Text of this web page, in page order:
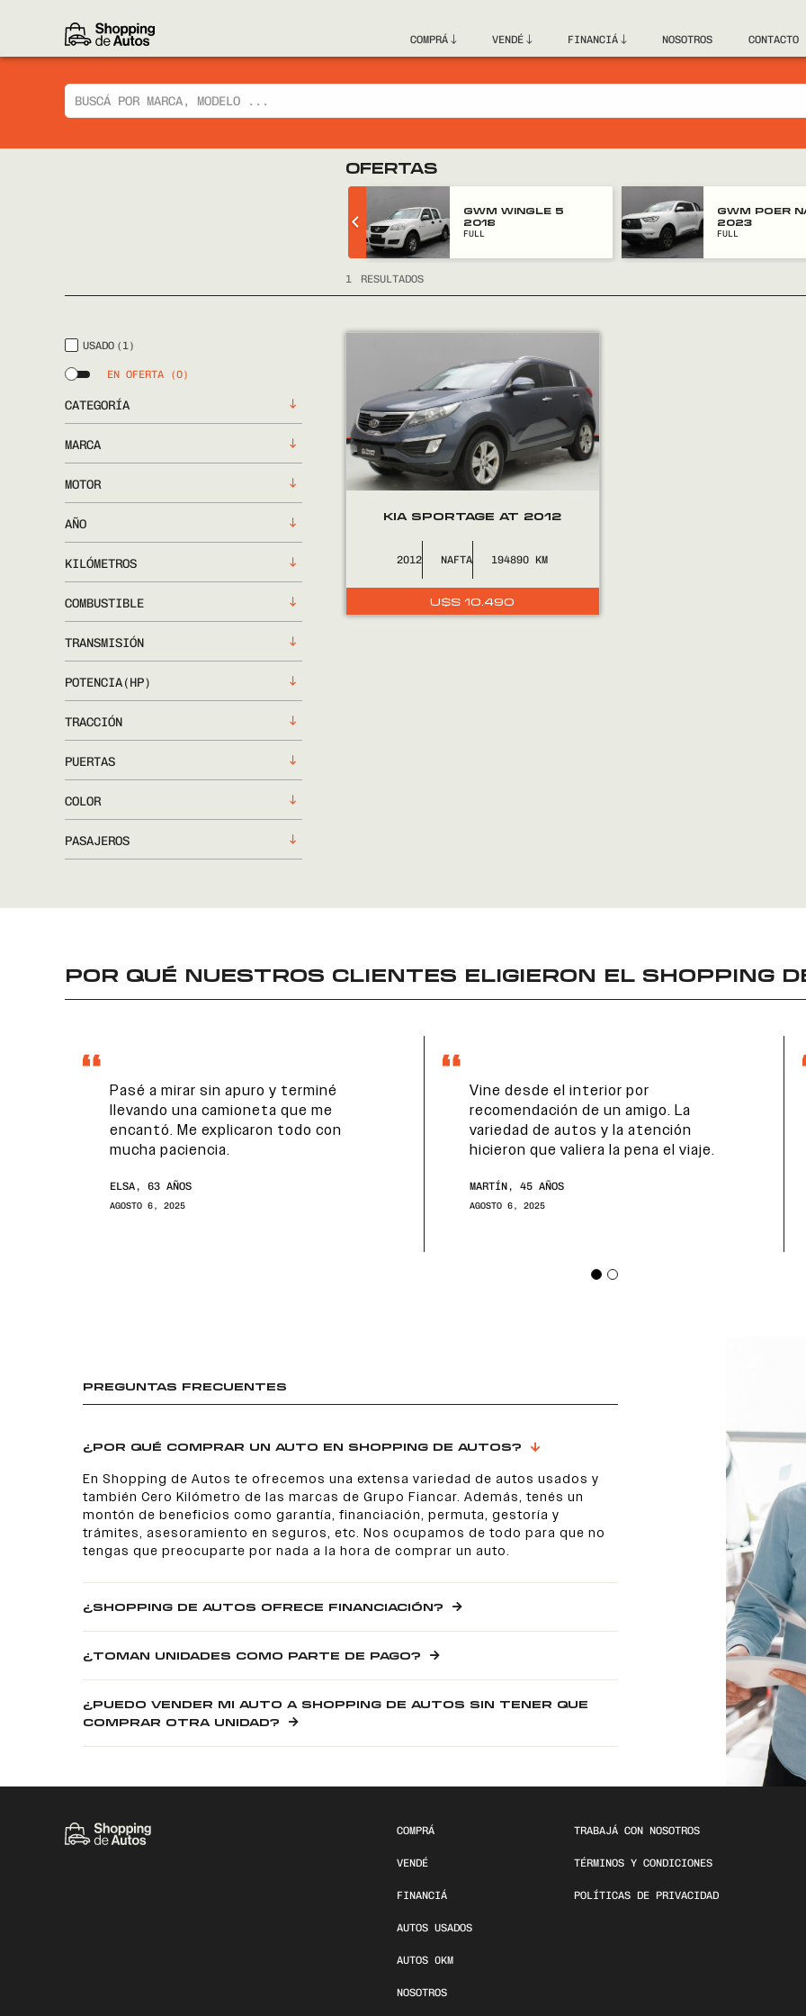
COMPRÁ VENDÉ FINANCIÁ NOSOTROS CONTACTO
OFERTAS
GWM POER NAFTA
2023
FULL
GWM POER
2023
TOOL
1 RESULTADOS
USADO (1)
EN OFERTA (0)
CATEGORÍA
MARCA
MOTOR
AÑO
KILÓMETROS
COMBUSTIBLE
TRANSMISIÓN
POTENCIA(HP)
TRACCIÓN
PUERTAS
COLOR
PASAJEROS
KIA SPORTAGE AT 2012
2012 NAFTA 194890
U$S10.490
POR QUÉ NUESTROS CLIENTES ELIGIERON EL SHOPPING
Pasé a mirar sin apuro y terminé
llevando una camioneta que me
encantó. Me explicaron todo con
mucha paciencia.
ELSA, 63 AÑOS
AGOSTO 6, 2025
Vine desde el interior por
recomendación de un amigo. La
variedad de autos y la atención
hicieron que valiera la pena el viaje.
MARTÍN, 45 AÑOS
AGOSTO 6, 2025
PREGUNTAS FRECUENTES
¿POR QUÉ COMPRAR UN AUTO EN SHOPPING DE AUTOS?
En Shopping de Autos te ofrecemos una extensa variedad de autos usados y
también Cero Kilómetro de las marcas de Grupo Fiancar. Además, tenés un
montón de beneficios como garantía, financiación, permuta, gestoría y
trámites, asesoramiento en seguros, etc. Nos ocupamos de todo para que no
tengas que preocuparte por nada a la hora de comprar un auto.
¿SHOPPING DE AUTOS OFRECE FINANCIACIÓN?
¿TOMAN UNIDADES COMO PARTE DE PAGO?
¿PUEDO VENDER MI AUTO A SHOPPING DE AUTOS SIN TENER QUE
COMPRAR OTRA UNIDAD?
COMPRÁ
VENDÉ
FINANCIÁ
AUTOS USADOS
AUTOS 0KM
NOSOTROS
TRABAJÁ CON NOSOTROS
TÉRMINOS Y CONDICIONES
POLÍTICAS DE PRIVACIDAD